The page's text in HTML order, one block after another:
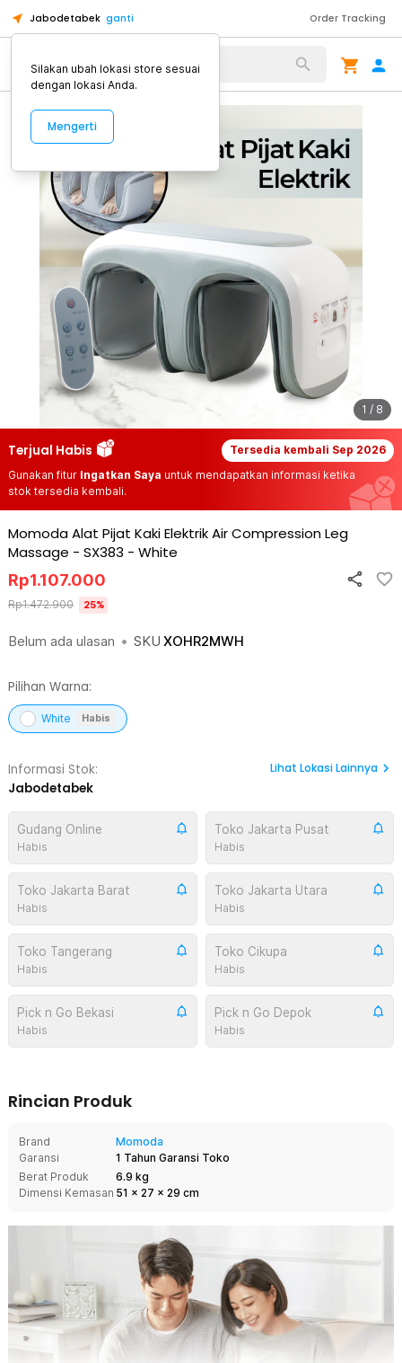
Jabodetabek ganti Order Tracking
Alat Kopi
1 / 8
Terjual Habis Tersedia kembali Sep 2026
Gunakan fitur Ingatkan Saya untuk mendapatkan informasi ketika
stok tersedia kembali.
Momoda Alat Pijat Kaki Elektrik Air Compression Leg
Massage - SX383 - White
Belum ada ulasan • SKU XOHR2MWH
Rp1.107.000
Rp1.472.900 25%
Pilihan Warna:
White Habis
Informasi Stok:
Jabodetabek
Lihat Lokasi Lainnya
Gudang Online
Habis
Toko Jakarta Pusat
Habis
Toko Jakarta Barat
Habis
Toko Jakarta Utara
Habis
Toko Tangerang
Habis
Toko Cikupa
Habis
Pick n Go Bekasi
Habis
Pick n Go Depok
Habis
Rincian Produk
Brand
Momoda
Garansi
1 Tahun Garansi Toko
Berat Produk
6.9 kg
Dimensi Kemasan 51 x 27 x 29 cm
Silakan ubah lokasi store sesuai
dengan lokasi Anda.
Mengerti